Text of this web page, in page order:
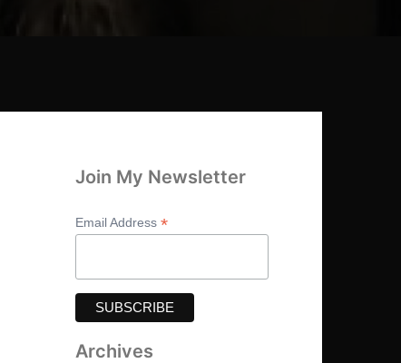
Join My Newsletter
Email Address *
Archives